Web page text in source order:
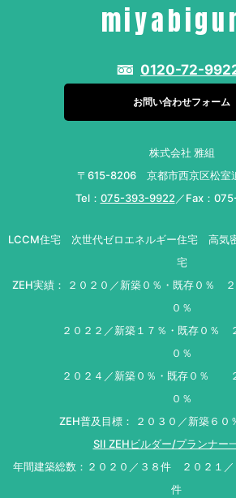
0120-72-
お問い合わせフォーム
株式会社 雅組
〒615-8206 京都市西京区松室
Tel： 075-393-9922 ／Fax：
LCCM住宅 次世代ゼロエネルギー住宅 高気
宅
ZEH実績： ２０２０／新築０％・既存０％
０％
２０２２／新築１７％・既存０％ ２０
０％
２０２４／新築０％・既存０％ ２０
０％
ZEH普及目標： ２０３０／新築６０
SII ZEHビルダー/プランナー
年間建築総数：２０２０／３８件 ２０２１
件